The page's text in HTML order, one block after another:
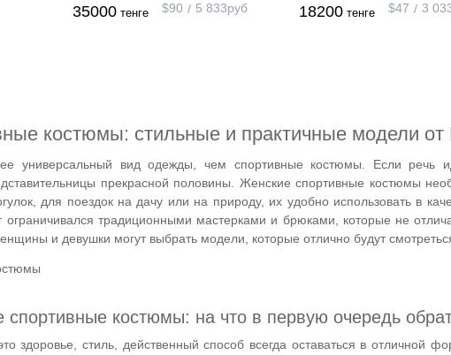
35000 тенге $90 5 833руб 18200 тенге $47 3
костюмы: стильные и практичные модели от
универсальный вид одежды, чем спортивные костюмы. Если речь
прекрасной половины. Женские спортивные костюмы
для поездок на дачу или на природу, их удобно использовать в
традиционными мастерками и брюками, которые не
и девушки могут выбрать модели, которые отлично будут
костюмы: на что в первую очередь
здоровье, стиль, действенный способ всегда оставаться в